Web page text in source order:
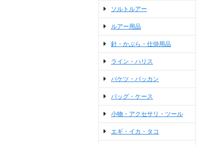
ソルトルアー
ルアー用品
針・かぶら・仕掛用品
ライン・ハリス
バケツ・バッカン
バッグ・ケース
小物・アクセサリ・ツール
エギ・イカ・タコ